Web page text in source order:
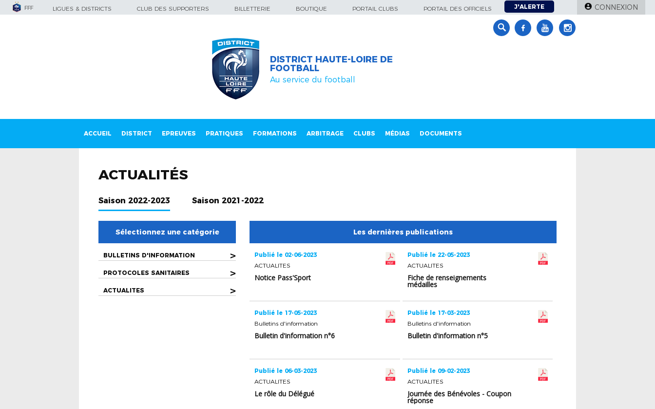
FFF LIGUES & DISTRICTS CLUB DES SUPPORTERS BILLETTERIE BOUTIQUE PORTAIL CLUBS PORTAIL DES OFFICIELS J'ALERTE CONNEXION
DISTRICT HAUTE-LOIRE DE
FOOTBALL
Au service du football
ACCUEIL DISTRICT EPREUVES PRATIQUES FORMATIONS ARBITRAGE CLUBS MÉDIAS DOCUMENTS
ACTUALITÉS
Saison 2022-2023 Saison 2021-2022
Sélectionnez une catégorie
BULLETINS D'INFORMATION >
PROTOCOLES SANITAIRES >
ACTUALITES >
Les dernières publications
Publié le 02-06-2023
ACTUALITES
Notice Pass'Sport
Publié le 22-05-2023
ACTUALITES
Fiche de renseignements
médailles
Publié le 17-05-2023
Bulletins d'information
Bulletin d'information n°6
Publié le 17-03-2023
Bulletins d'information
Bulletin d'information n°5
Publié le 06-03-2023
ACTUALITES
Le rôle du Délégué
Publié le 09-02-2023
ACTUALITES
Journée des Bénévoles - Coupon
réponse